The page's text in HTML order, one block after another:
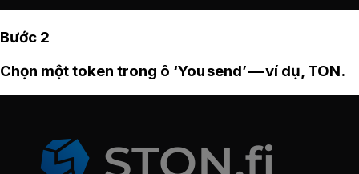
Bước 2
Chọn một token trong ô ‘You send’ — ví dụ, TON.